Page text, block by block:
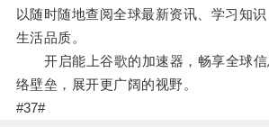
以随时随地查阅全球最新资讯、学习知
生活品质。
开启能上谷歌的加速器，畅享全球信
络壁垒，展开更广阔的视野。
#37#